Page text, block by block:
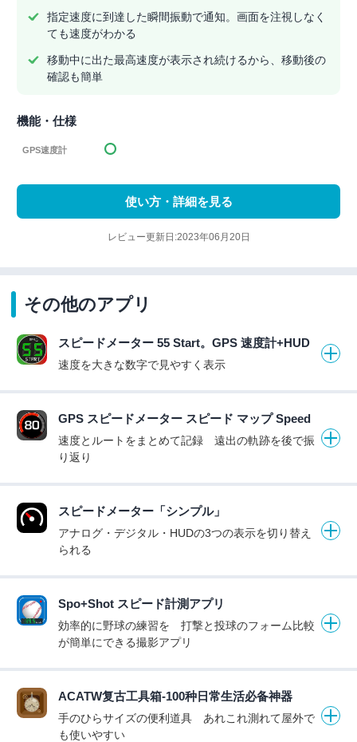
指定速度に到達した瞬間振動で通知。画面を注視しなく
ても速度がわかる
移動中に出た最高速度が表示され続けるから、移動後の
確認も簡単
機能・仕様
GPS速度計
使い方・詳細を見る
レビュー更新日:2023年06月20日
その他のアプリ
スピードメーター 55 Start。GPS 速度計+HUD
速度を大きな数字で見やすく表示
GPS スピードメーター スピード マップ Speed
速度とルートをまとめて記録 遠出の軌跡を後で振
り返り
スピードメーター「シンプル」
アナログ・デジタル・HUDの3つの表示を切り替え
られる
Spo+Shot スピード計測アプリ
効率的に野球の練習を 打撃と投球のフォーム比較
が簡単にできる撮影アプリ
ACATW复古工具箱-100种日常生活必备神器
手のひらサイズの便利道具 あれこれ測れて屋外で
も使いやすい